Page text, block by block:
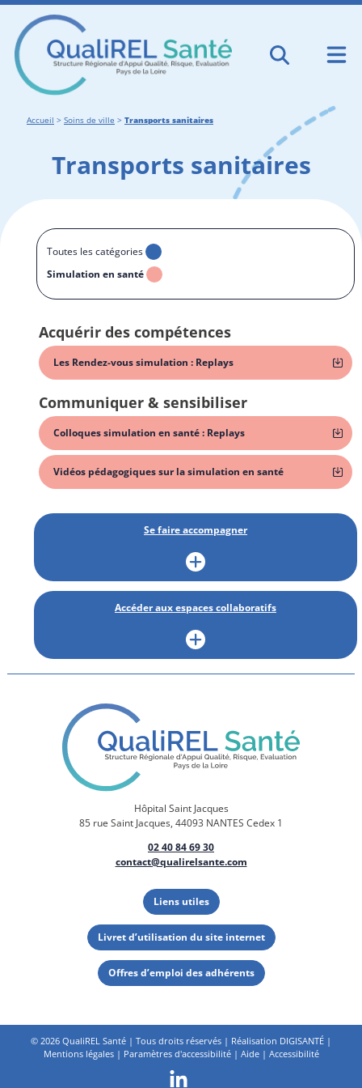
Accueil > Soins de ville > Transports sanitaires
Transports sanitaires
Toutes les catégories
Simulation en santé
Acquérir des compétences
Les Rendez-vous simulation : Replays
Communiquer & sensibiliser
Colloques simulation en santé : Replays
Vidéos pédagogiques sur la simulation en santé
Se faire accompagner
Accéder aux espaces collaboratifs
Hôpital Saint Jacques
85 rue Saint Jacques, 44093 NANTES Cedex 1
02 40 84 69 30
contact@qualirelsante.com
Liens utiles
Livret d’utilisation du site internet
Offres d’emploi des adhérents
© 2026 QualiREL Santé | Tous droits réservés | Réalisation DIGISANTÉ |
Mentions légales| Paramètres d'accessibilité| Aide| Accessibilité